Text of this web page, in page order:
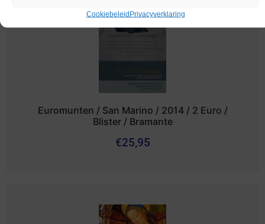
CookiebeleidPrivacyverklaring
Euromunten / San Marino / 2014 / 2 Euro /
Blister / Bramante
€25,95